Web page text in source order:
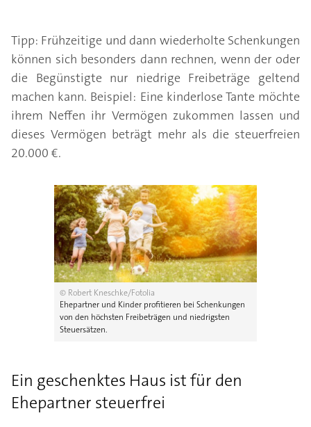
Tipp: Frühzeitige und dann wiederholte Schenkungen
können sich besonders dann rechnen, wenn der oder
die Begünstigte nur niedrige Freibeträge geltend
machen kann. Beispiel: Eine kinderlose Tante möchte
ihrem Neffen ihr Vermögen zukommen lassen und
dieses Vermögen beträgt mehr als die steuerfreien
20.000 €.
© Robert Kneschke/Fotolia
Ehepartner und Kinder profitieren bei Schenkungen
von den höchsten Freibeträgen und niedrigsten
Steuersätzen.
Ein geschenktes Haus ist für den
Ehepartner steuerfrei